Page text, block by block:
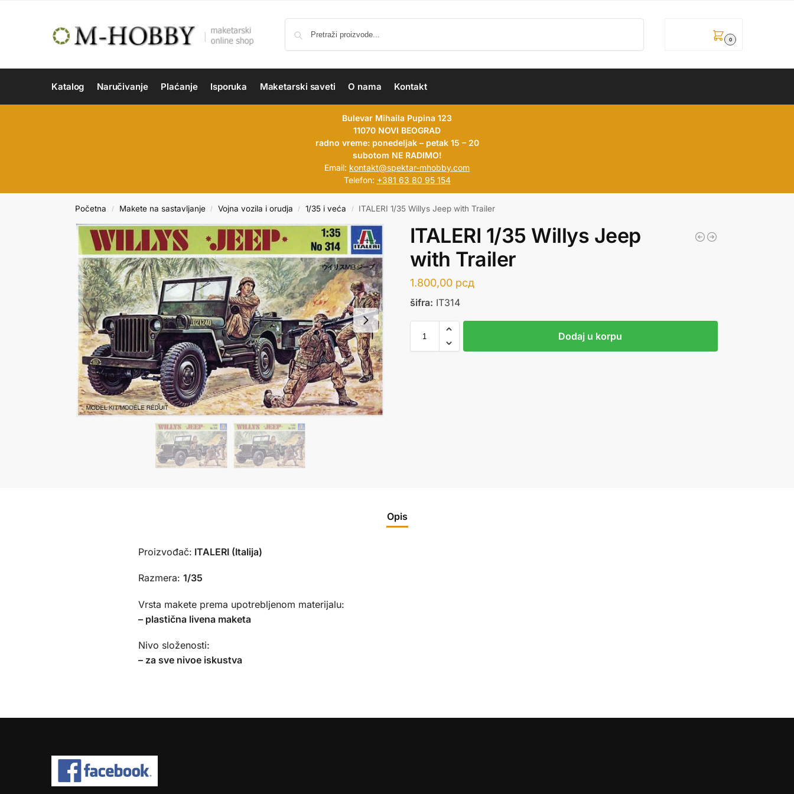
0
Katalog Naručivanje Plaćanje Isporuka Maketarski saveti O nama Kontakt
Bulevar Mihaila Pupina 123
11070 NOVI BEOGRAD
radno vreme: ponedeljak – petak 15 – 20
subotom NE RADIMO!
Email: kontakt@spektar-mhobby.com
Telefon: +381 63 80 95 154
Početna / Makete na sastavljanje / Vojna vozila i orudja / 1/35 i veća / ITALERI 1/35 Willys Jeep with Trailer
ITALERI 1/35 Willys Jeep
with Trailer
1.800,00 рсд
šifra: IT314
Dodaj u korpu
Opis
Proizvođač: ITALERI (Italija)
Razmera: 1/35
Vrsta makete prema upotrebljenom materijalu:
– plastična livena maketa
Nivo složenosti:
– za sve nivoe iskustva